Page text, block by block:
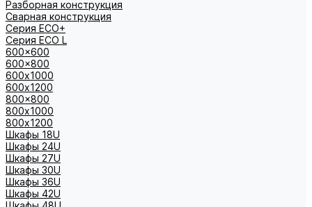
Разборная конструкция
Сварная конструкция
Серия ECO+
Серия ECO L
600x600
600x800
600х1000
600х1200
800x800
800х1000
800х1200
Шкафы 18U
Шкафы 24U
Шкафы 27U
Шкафы 30U
Шкафы 36U
Шкафы 42U